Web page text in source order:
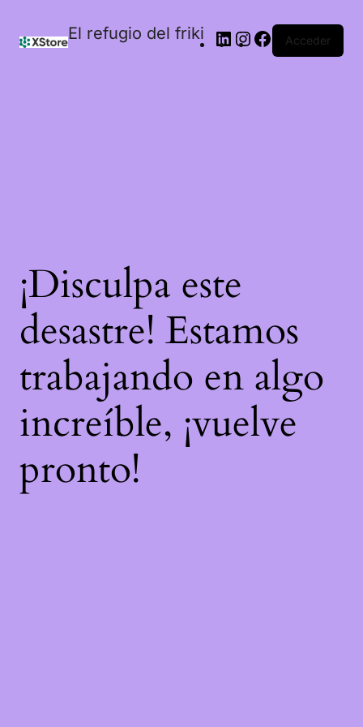
El refugio del friki Acceder
¡Disculpa este
desastre! Estamos
trabajando en algo
increíble, ¡vuelve
pronto!